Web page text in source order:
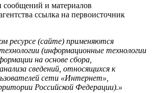
сообщений и материалов
ссылка на первоисточник
ресурсе (сайте) применяются
(информационные технологии
на основе сбора,
сведений, относящихся к
сети «Интернет»,
Российской Федерации).»